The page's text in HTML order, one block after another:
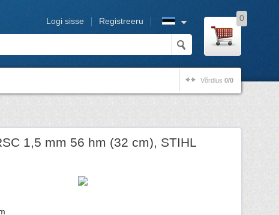
Registreeru
Logi sisse 0
Võrdlus 0/0
1,5 mm 56 hm (32 cm), STIHL